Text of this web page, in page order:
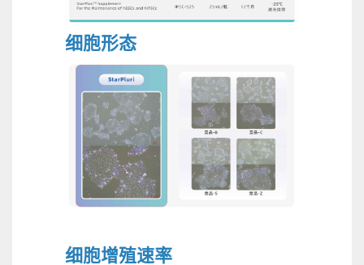
细胞形态
细胞增殖速率